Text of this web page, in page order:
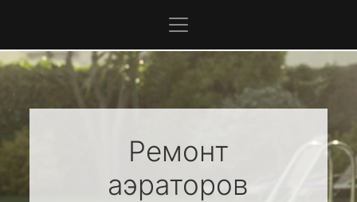
Ремонт
аэраторов